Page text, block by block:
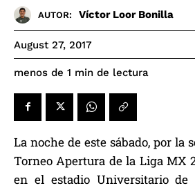
AUTOR: Víctor Loor Bonilla
August 27, 2017
menos de 1 min de lectura
La noche de este sábado, por la
Torneo Apertura de la Liga MX
en el estadio Universitario de